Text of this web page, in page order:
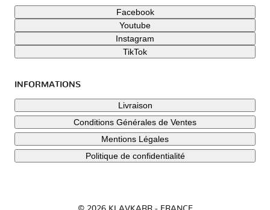
Facebook
Youtube
Instagram
TikTok
INFORMATIONS
Livraison
Conditions Générales de Ventes
Mentions Légales
Politique de confidentialité